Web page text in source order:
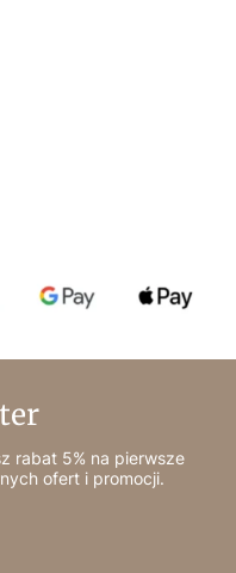
rabat 5% na pierwsze
ofert i promocji.